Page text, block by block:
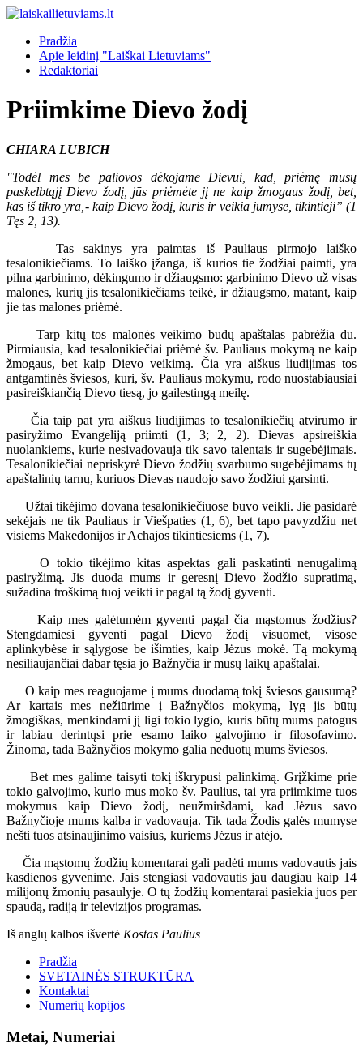
Pradžia
Apie leidinį "Laiškai Lietuviams"
Redaktoriai
Priimkime Dievo žodį
CHIARA LUBICH
"Todėl mes be paliovos dėkojame Dievui, kad, priėmę mūsų
paskelbtąjį Dievo žodį, jūs priėmėte jį ne kaip žmogaus žodį, bet,
kas iš tikro yra, - kaip Dievo žodį, kuris ir veikia jumyse, tikintieji” (1
Tęs 2, 13).
Tas sakinys yra paimtas iš Pauliaus pirmojo laiško
tesalonikiečiams. To laiško įžanga, iš kurios tie žodžiai paimti, yra
pilna garbinimo, dėkingumo ir džiaugsmo: garbinimo Dievo už visas
malones, kurių jis tesalonikiečiams teikė, ir džiaugsmo, matant, kaip
jie tas malones priėmė.
Tarp kitų tos malonės veikimo būdų apaštalas pabrėžia du.
Pirmiausia, kad tesalonikiečiai priėmė šv. Pauliaus mokymą ne kaip
žmogaus, bet kaip Dievo veikimą. Čia yra aiškus liudijimas tos
antgamtinės šviesos, kuri, šv. Pauliaus mokymu, rodo nuostabiausiai
pasireiškiančią Dievo tiesą, jo gailestingą meilę.
Čia taip pat yra aiškus liudijimas to tesalonikiečių atvirumo ir
pasiryžimo Evangeliją priimti (1, 3; 2, 2). Dievas apsireiškia
nuolankiems, kurie nesivadovauja tik savo talentais ir sugebėjimais.
Tesalonikiečiai nepriskyrė Dievo žodžių svarbumo sugebėjimams tų
apaštalinių tarnų, kuriuos Dievas naudojo savo žodžiui garsinti.
Užtai tikėjimo dovana tesalonikiečiuose buvo veikli. Jie pasidarė
sekėjais ne tik Pauliaus ir Viešpaties (1, 6), bet tapo pavyzdžiu net
visiems Makedonijos ir Achajos tikintiesiems (1, 7).
O tokio tikėjimo kitas aspektas gali paskatinti nenugalimą
pasiryžimą. Jis duoda mums ir geresnį Dievo žodžio supratimą,
sužadina troškimą tuoj veikti ir pagal tą žodį gyventi.
Kaip mes galėtumėm gyventi pagal čia mąstomus žodžius?
Stengdamiesi gyventi pagal Dievo žodį visuomet, visose
aplinkybėse ir sąlygose be išimties, kaip Jėzus mokė. Tą mokymą
nesiliaujančiai dabar tęsia jo Bažnyčia ir mūsų laikų apaštalai.
O kaip mes reaguojame į mums duodamą tokį šviesos gausumą?
Ar kartais mes nežiūrime į Bažnyčios mokymą, lyg jis būtų
žmogiškas, menkindami jį ligi tokio lygio, kuris būtų mums patogus
ir labiau derintųsi prie esamo laiko galvojimo ir filosofavimo.
Žinoma, tada Bažnyčios mokymo galia neduotų mums šviesos.
Bet mes galime taisyti tokį iškrypusi palinkimą. Grįžkime prie
tokio galvojimo, kurio mus moko šv. Paulius, tai yra priimkime tuos
mokymus kaip Dievo žodį, neužmiršdami, kad Jėzus savo
Bažnyčioje mums kalba ir vadovauja. Tik tada Žodis galės mumyse
nešti tuos atsinaujinimo vaisius, kuriems Jėzus ir atėjo.
Čia mąstomų žodžių komentarai gali padėti mums vadovautis jais
kasdienos gyvenime. Jais stengiasi vadovautis jau daugiau kaip 14
milijonų žmonių pasaulyje. O tų žodžių komentarai pasiekia juos per
spaudą, radiją ir televizijos programas.
Iš anglų kalbos išvertė Kostas Paulius
Pradžia
SVETAINĖS STRUKTŪRA
Kontaktai
Numerių kopijos
Metai, Numeriai